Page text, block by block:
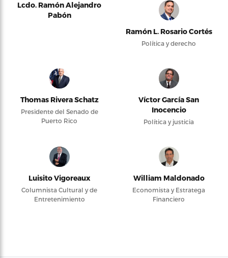
Lcdo. Ramón Alejandro
Pabón
Ramón L. Rosario Cortés
Política y derecho
Thomas Rivera Schatz
Presidente del Senado de
Puerto Rico
Víctor García San
Inocencio
Política y justicia
Luisito Vigoreaux
Columnista Cultural y de
Entretenimiento
William Maldonado
Economista y Estratega
Financiero